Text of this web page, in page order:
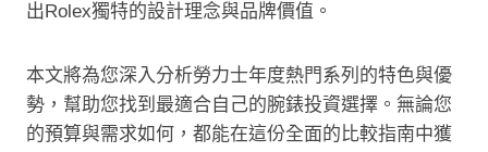
出Rolex獨特的設計理念與品牌價值。
本文將為您深入分析勞力士年度熱門系列的特色與優
勢，幫助您找到最適合自己的腕錶投資選擇。無論您
的預算與需求如何，都能在這份全面的比較指南中獲